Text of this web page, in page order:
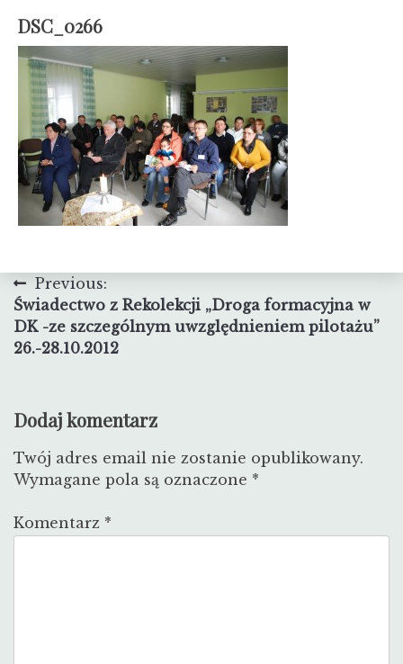
DSC_0266
Nawigacja
wpisu
Previous:
Świadectwo z Rekolekcji „Droga formacyjna w
DK -ze szczególnym uwzględnieniem pilotażu”
26.-28.10.2012
Dodaj komentarz
Twój adres email nie zostanie opublikowany.
Wymagane pola są oznaczone *
Komentarz *